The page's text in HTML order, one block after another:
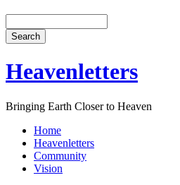
Heavenletters
Bringing Earth Closer to Heaven
Home
Heavenletters
Community
Vision